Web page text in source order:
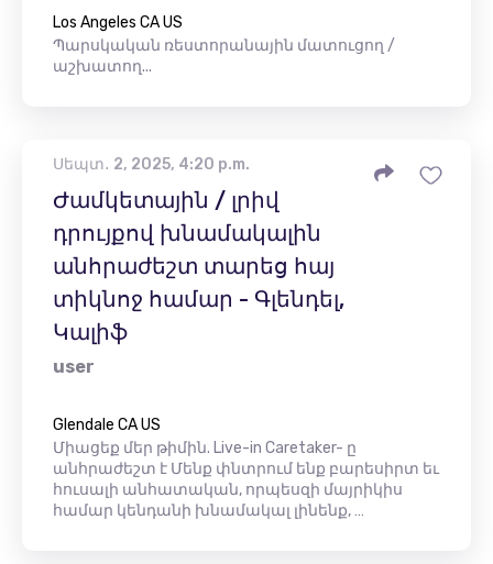
Los Angeles CA US
Պարսկական ռեստորանային մատուցող /
աշխատող...
Սեպտ․ 2, 2025, 4:20 p.m.
Ժամկետային / լրիվ
դրույքով խնամակալին
անհրաժեշտ տարեց հայ
տիկնոջ համար - Գլենդել,
Կալիֆ
user
Glendale CA US
Միացեք մեր թիմին. Live-in Caretaker- ը
անհրաժեշտ է Մենք փնտրում ենք բարեսիրտ եւ
հուսալի անհատական, որպեսզի մայրիկիս
համար կենդանի խնամակալ լինենք, …